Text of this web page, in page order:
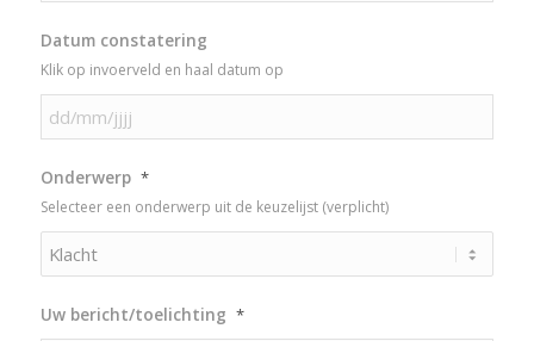
Datum constatering
Klik op invoerveld en haal datum op
slash
MM
JJJJ
Onderwerp *
Selecteer een onderwerp uit de keuzelijst (verplicht)
Uw bericht/toelichting *